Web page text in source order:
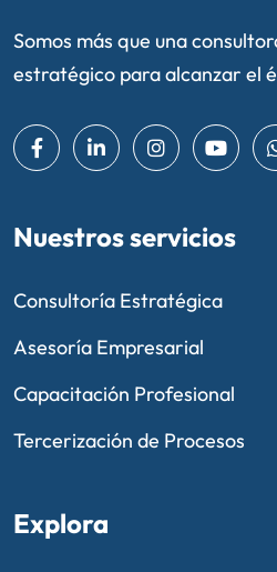
Somos más que una
estratégico para alcanzar el
Nuestros servicios
Consultoría Estratégica
Asesoría Empresarial
Capacitación Profesional
Tercerización de Procesos
Explora